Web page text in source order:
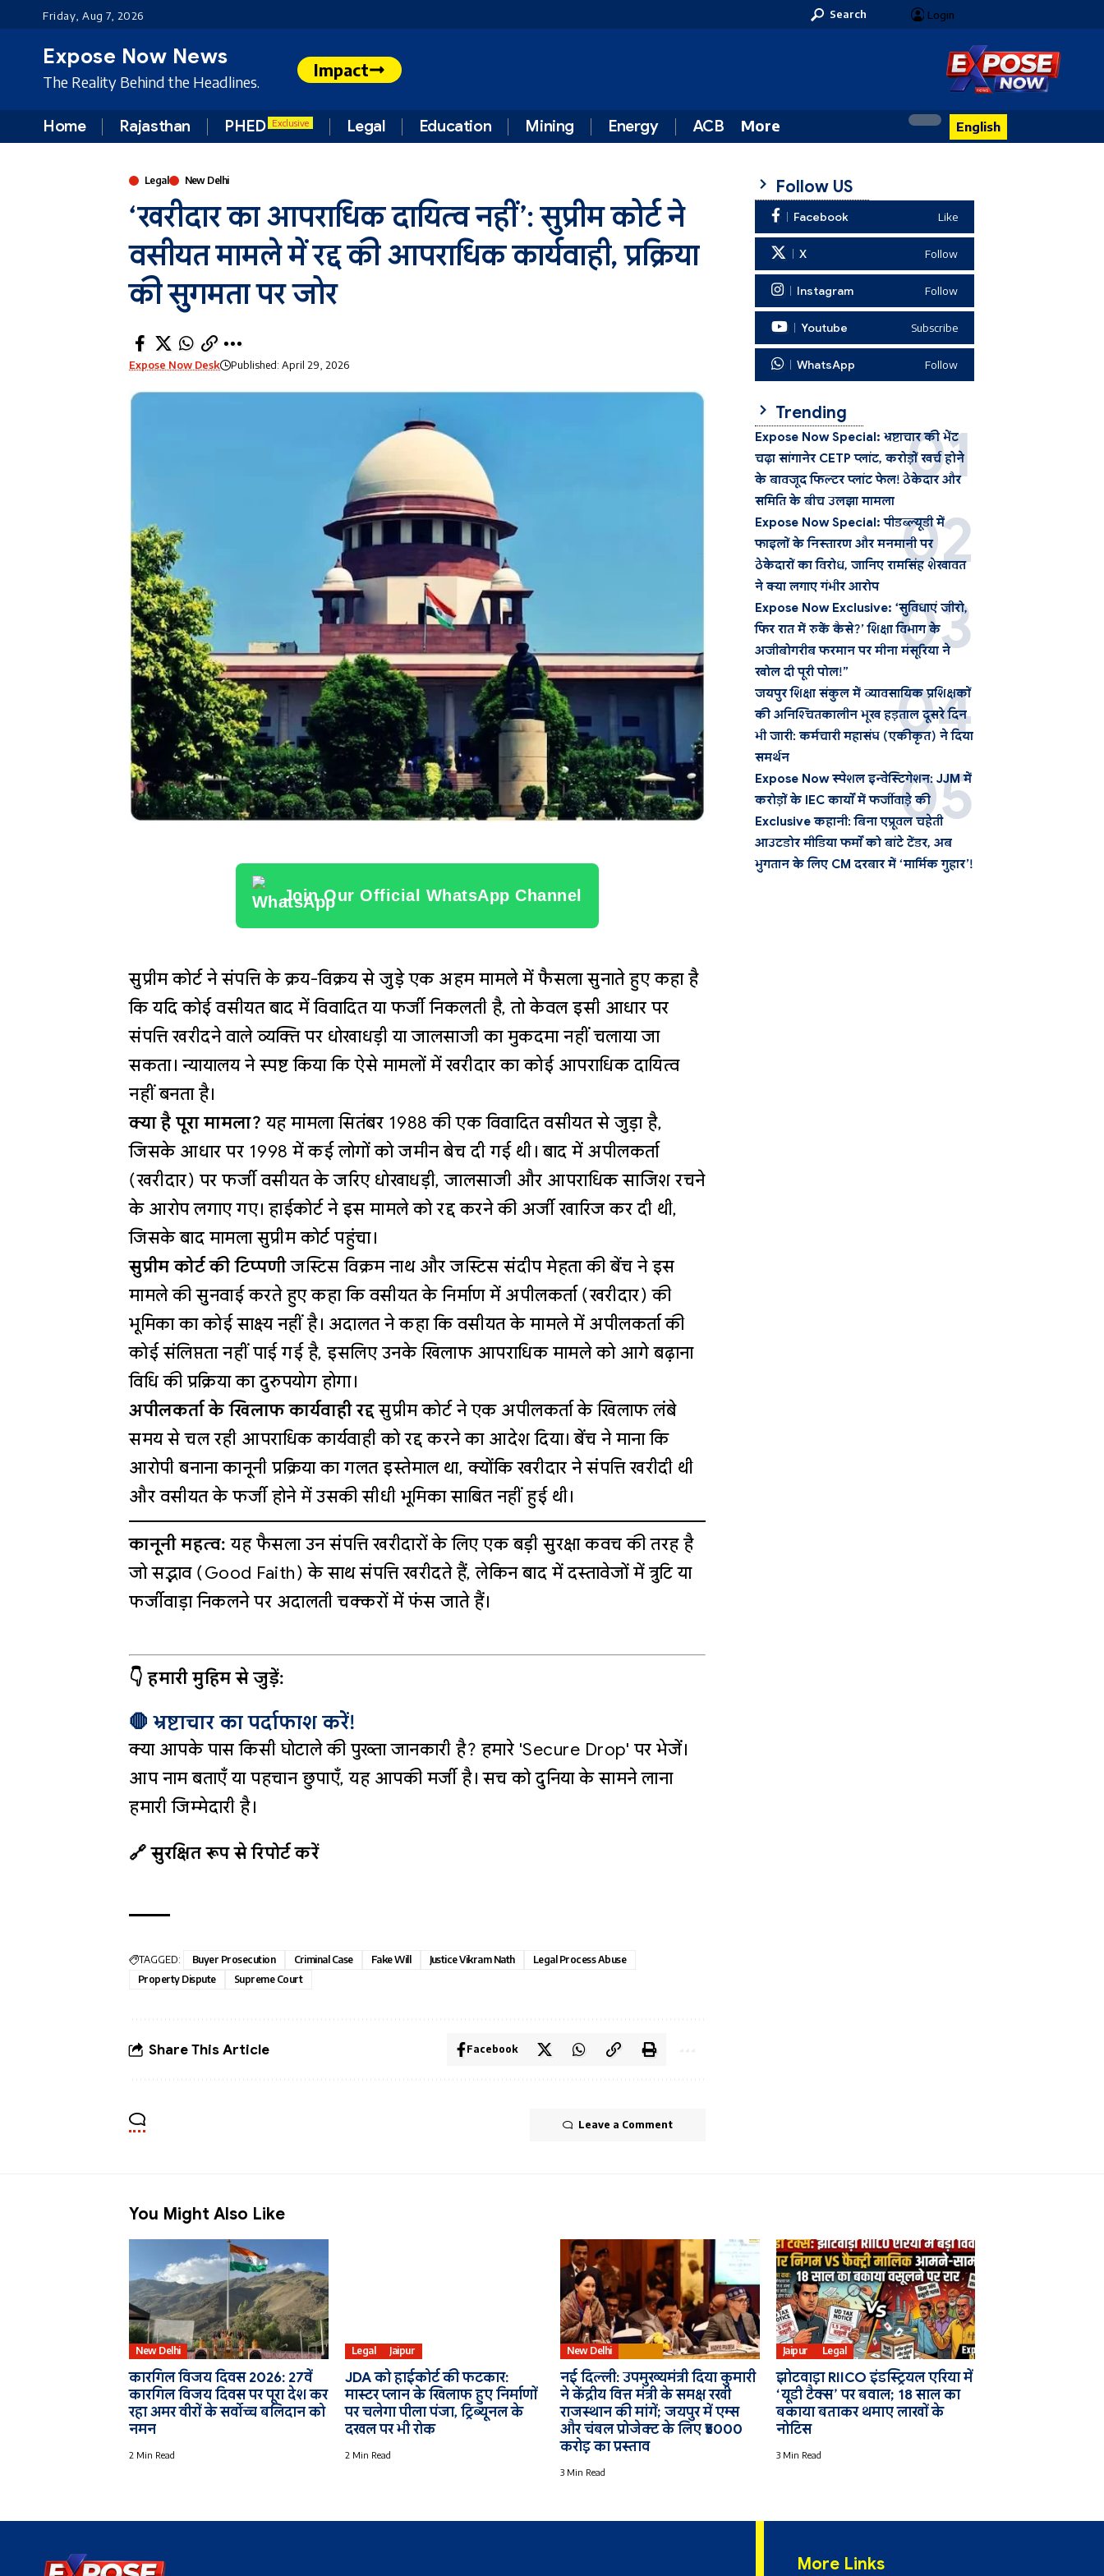
Friday, Aug 7, 2026 Search Login
Expose Now News
The Reality Behind the Headlines.
Impact
Home Rajasthan PHED Exclusive Legal Education Mining Energy ACB More English
Legal New Delhi
‘खरीदार का आपराधिक दायित्व नहीं’: सुप्रीम कोर्ट ने
वसीयत मामले में रद्द की आपराधिक कार्यवाही, प्रक्रिया
की सुगमता पर जोर
Expose Now Desk Published: April 29, 2026
Join Our Official WhatsApp Channel
सुप्रीम कोर्ट ने संपत्ति के क्रय-विक्रय से जुड़े एक अहम मामले में फैसला सुनाते हुए कहा है
कि यदि कोई वसीयत बाद में विवादित या फर्जी निकलती है, तो केवल इसी आधार पर
संपत्ति खरीदने वाले व्यक्ति पर धोखाधड़ी या जालसाजी का मुकदमा नहीं चलाया जा
सकता। न्यायालय ने स्पष्ट किया कि ऐसे मामलों में खरीदार का कोई आपराधिक दायित्व
नहीं बनता है।
क्या है पूरा मामला? यह मामला सितंबर 1988 की एक विवादित वसीयत से जुड़ा है,
जिसके आधार पर 1998 में कई लोगों को जमीन बेच दी गई थी। बाद में अपीलकर्ता
(खरीदार) पर फर्जी वसीयत के जरिए धोखाधड़ी, जालसाजी और आपराधिक साजिश रचने
के आरोप लगाए गए। हाईकोर्ट ने इस मामले को रद्द करने की अर्जी खारिज कर दी थी,
जिसके बाद मामला सुप्रीम कोर्ट पहुंचा।
सुप्रीम कोर्ट की टिप्पणीजस्टिस विक्रम नाथ और जस्टिस संदीप मेहता की बेंच ने इस
मामले की सुनवाई करते हुए कहा कि वसीयत के निर्माण में अपीलकर्ता (खरीदार) की
भूमिका का कोई साक्ष्य नहीं है। अदालत ने कहा कि वसीयत के मामले में अपीलकर्ता की
कोई संलिप्तता नहीं पाई गई है, इसलिए उनके खिलाफ आपराधिक मामले को आगे बढ़ाना
विधि की प्रक्रिया का दुरुपयोग होगा।
अपीलकर्ता के खिलाफ कार्यवाही रद्दसुप्रीम कोर्ट ने एक अपीलकर्ता के खिलाफ लंबे
समय से चल रही आपराधिक कार्यवाही को रद्द करने का आदेश दिया। बेंच ने माना कि
आरोपी बनाना कानूनी प्रक्रिया का गलत इस्तेमाल था, क्योंकि खरीदार ने संपत्ति खरीदी थी
और वसीयत के फर्जी होने में उसकी सीधी भूमिका साबित नहीं हुई थी।
कानूनी महत्व: यह फैसला उन संपत्ति खरीदारों के लिए एक बड़ी सुरक्षा कवच की तरह है
जो सद्भाव (Good Faith) के साथ संपत्ति खरीदते हैं, लेकिन बाद में दस्तावेजों में त्रुटि या
फर्जीवाड़ा निकलने पर अदालती चक्करों में फंस जाते हैं।
👇 हमारी मुहिम से जुड़ें:
🛑 भ्रष्टाचार का पर्दाफाश करें!
क्या आपके पास किसी घोटाले की पुख्ता जानकारी है? हमारे 'Secure Drop' पर भेजें।
आप नाम बताएँ या पहचान छुपाएँ, यह आपकी मर्जी है। सच को दुनिया के सामने लाना
हमारी जिम्मेदारी है।
🔗 सुरक्षित रूप से रिपोर्ट करें
TAGGED: Buyer Prosecution Criminal Case Fake Will Justice Vikram Nath
Legal Process Abuse
Property Dispute
Supreme Court
Share This Article Facebook
Leave a Comment
Follow US
Facebook Like
X Follow
Instagram Follow
Youtube Subscribe
WhatsApp Follow
Trending
Expose Now Special: भ्रष्टाचार की भेंट
चढ़ा सांगानेर CETP प्लांट, करोड़ों खर्च होने
के बावजूद फिल्टर प्लांट फेल! ठेकेदार और
समिति के बीच उलझा मामला
Expose Now Special: पीडब्ल्यूडी में
फाइलों के निस्तारण और मनमानी पर
ठेकेदारों का विरोध, जानिए रामसिंह शेखावत
ने क्या लगाए गंभीर आरोप
Expose Now Exclusive: ‘सुविधाएं जीरो,
फिर रात में रुकें कैसे?’ शिक्षा विभाग के
अजीबोगरीब फरमान पर मीना मंसूरिया ने
खोल दी पूरी पोल!”
जयपुर शिक्षा संकुल में व्यावसायिक प्रशिक्षकों
की अनिश्चितकालीन भूख हड़ताल दूसरे दिन
भी जारी: कर्मचारी महासंघ (एकीकृत) ने दिया
समर्थन
Expose Now स्पेशल इन्वेस्टिगेशन: JJM में
करोड़ों के IEC कार्यों में फर्जीवाड़े की
Exclusive कहानी: बिना एप्रूवल चहेती
आउटडोर मीडिया फर्मों को बांटे टेंडर, अब
भुगतान के लिए CM दरबार में ‘मार्मिक गुहार’!
You Might Also Like
New Delhi
कारगिल विजय दिवस 2026: 27वें
कारगिल विजय दिवस पर पूरा देश कर
रहा अमर वीरों के सर्वोच्च बलिदान को
नमन
2 Min Read
Legal Jaipur
JDA को हाईकोर्ट की फटकार:
मास्टर प्लान के खिलाफ हुए निर्माणों
पर चलेगा पीला पंजा, ट्रिब्यूनल के
दखल पर भी रोक
2 Min Read
New Delhi
नई दिल्ली: उपमुख्यमंत्री दिया कुमारी
ने केंद्रीय वित्त मंत्री के समक्ष रखी
राजस्थान की मांगें; जयपुर में एम्स
और चंबल प्रोजेक्ट के लिए ₹5000
करोड़ का प्रस्ताव
3 Min Read
Jaipur Legal
झोटवाड़ा RIICO इंडस्ट्रियल एरिया में
‘यूडी टैक्स’ पर बवाल; 18 साल का
बकाया बताकर थमाए लाखों के
नोटिस
3 Min Read
More Links